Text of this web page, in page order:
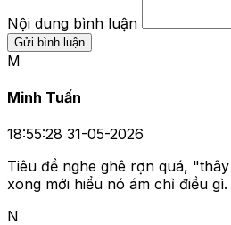
Nội dung bình luận
Gửi bình luận
M
Minh Tuấn
18:55:28 31-05-2026
Tiêu đề nghe ghê rợn quá,
xong mới hiểu nó ám chỉ điều
N